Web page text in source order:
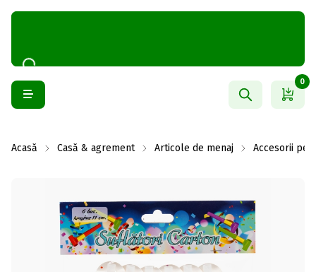
0
Acasă Casă & agrement Articole de menaj Accesorii